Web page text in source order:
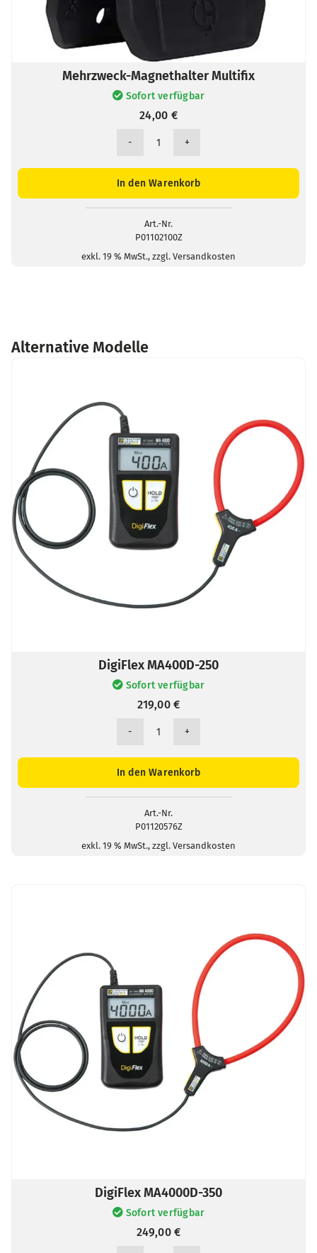
Mehrzweck-Magnethalter Multifix
Sofort verfügbar
24,00 €
Mehrzweck-
Multifix
In den Warenkorb
Art.-Nr.
P01102100Z
exkl. 19 % MwSt., zzgl. Versandkosten
Alternative Modelle
DigiFlex MA400D-250
Sofort verfügbar
219,00€
DigiFlex
250
In den Warenkorb
Art.-Nr.
P01120576Z
exkl. 19 % MwSt., zzgl. Versandkosten
DigiFlex MA4000D-350
Sofort verfügbar
249,00€